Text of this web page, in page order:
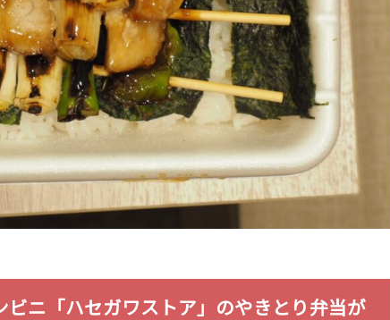
ニ「ハセガワストア」のやきとり弁当が